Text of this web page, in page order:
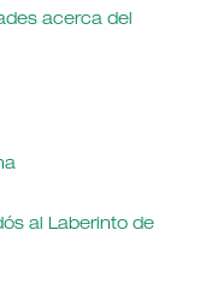
acerca del
al Laberinto de